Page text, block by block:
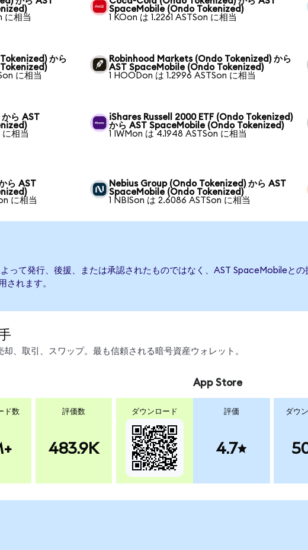
に相当
SpaceMobile (Ondo Tokenized)
1 KOon は 1.2261 ASTSon に相当
から
に相当
Robinhood Markets (Ondo Tokenized) から
AST SpaceMobile (Ondo Tokenized)
1 HOODon は 1.2996 ASTSon に相当
ら AST
に相当
iShares Russell 2000 ETF (Ondo Tokenized)
から AST SpaceMobile (Ondo Tokenized)
1 IWMon は 4.1948 ASTSon に相当
ら AST
に相当
Nebius Group (Ondo Tokenized) から AST
SpaceMobile (Ondo Tokenized)
1 NBISon は 2.6086 ASTSon に相当
って発行、後援、または承認されたものではなく、AST SpaceMobileとの
されます。
、取引、スワップ。最も信頼される暗号資産ウォレット。
ド数 評価数
483.9K
ダウンロード
App Store
評価
4.7
ダウ